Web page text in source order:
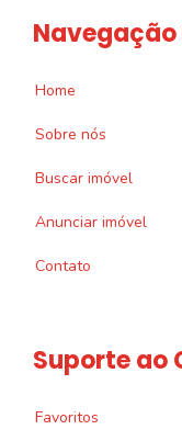
Home
Sobre nós
Buscar imóvel
Anunciar imóvel
Contato
Suporte ao
Favoritos